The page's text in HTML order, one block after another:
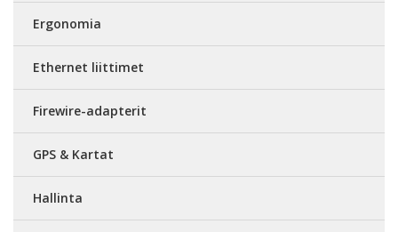
Ergonomia
Ethernet liittimet
Firewire-adapterit
GPS & Kartat
Hallinta